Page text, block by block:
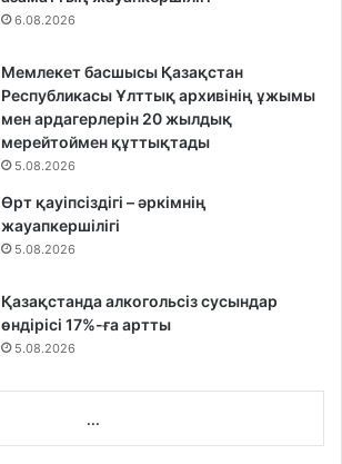
6.08.2026
Мемлекет басшысы Қазақстан
Республикасы Ұлттық архивінің ұжымы
мен ардагерлерін 20 жылдық
мерейтоймен құттықтады
5.08.2026
Өрт қауіпсіздігі – әркімнің
жауапкершілігі
5.08.2026
Қазақстанда алкогольсіз сусындар
өндірісі 17%-ға артты
5.08.2026
...